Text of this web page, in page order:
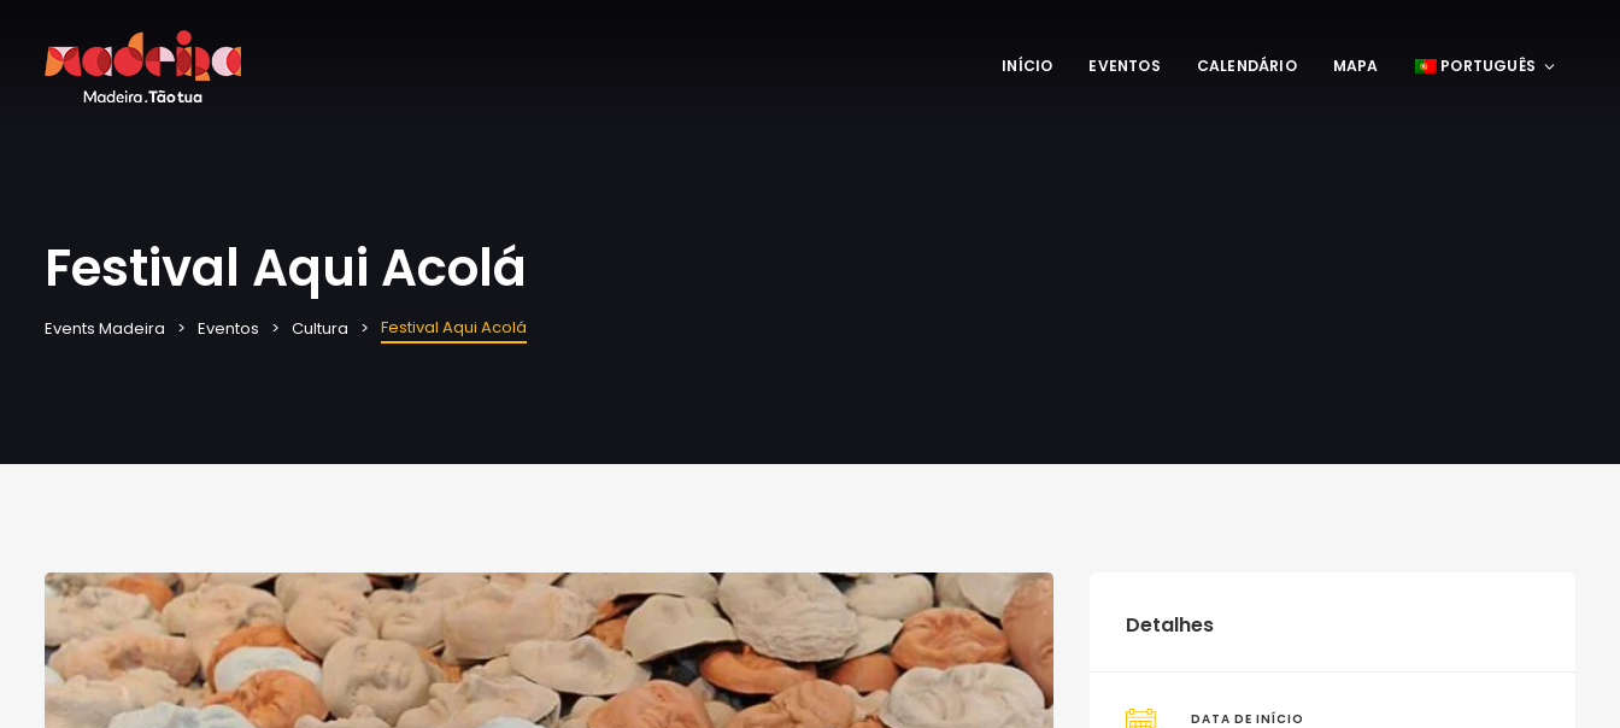
INÍCIO EVENTOS CALENDÁRIO MAPA PORTUGUÊS
Festival Aqui Acolá
Events Madeira Eventos Cultura Festival Aqui Acolá
Detalhes
DATA DE INÍCIO